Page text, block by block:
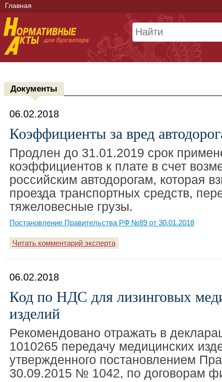
Главная
Документы
06.02.2018
Коэффициенты за вред
Продлен до 31.01.2019 срок
коэффициентов к плате в счет
российским автодорогам, которая
проезда транспортных средств,
тяжеловесные грузы.
Постановление Правительства РФ №89 от 30.01.2018
Читать комментарий эксперта
06.02.2018
Код по НДС для лизинговых
изделий
Рекомендовано отражать в
1010265 передачу медицинских
утвержденного постановлением
30.09.2015 № 1042, по договорам